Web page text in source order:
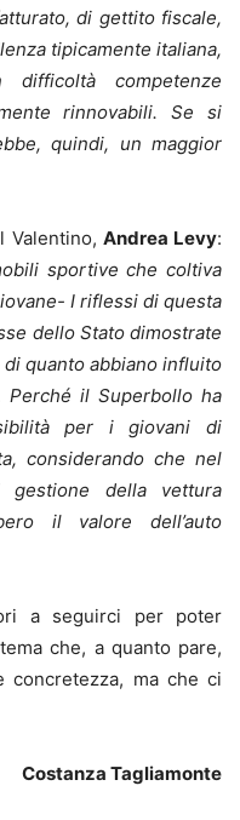
di gettito fiscale,
tipicamente italiana,
competenze
rinnovabili. Se si
quindi, un maggior
Valentino, Andrea Levy:
sportive che coltiva
I riflessi di questa
dello Stato dimostrate
quanto abbiano influito
Perché il Superbollo ha
per i giovani di
considerando che nel
della vettura
il valore dell’auto
a seguirci per poter
che, a quanto pare,
concretezza, ma che ci
Costanza Tagliamonte